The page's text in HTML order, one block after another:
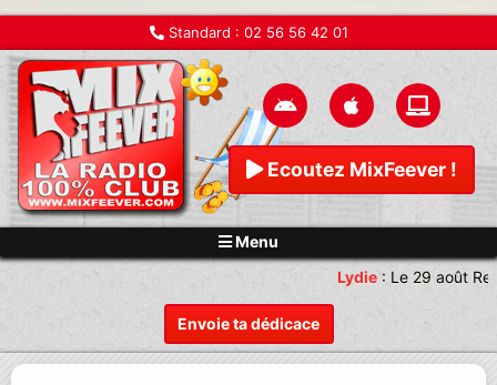
Standard : 02 56 56 42 01
Ecoutez MixFeever !
Menu
Envoie ta dédicace
Lydie:Le 29 août